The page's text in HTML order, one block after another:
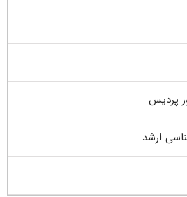
پردیس
ارشد